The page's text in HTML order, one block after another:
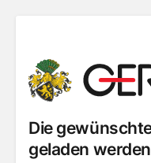
Die
geladen